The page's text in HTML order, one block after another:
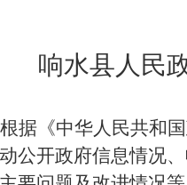
响水县人民
据《中华人民共和
公开政府信息情况